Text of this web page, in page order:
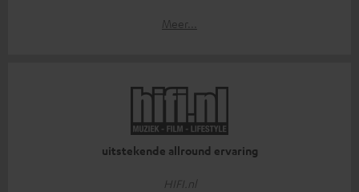
Meer...
uitstekende allround ervaring
HIFI.nl